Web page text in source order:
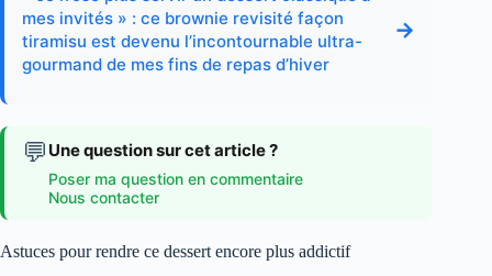
mes invités » : ce brownie revisité façon
tiramisu est devenu l’incontournable ultra-
gourmand de mes fins de repas d’hiver
→
💬 Une question sur cet article ?
Poser ma question en commentaire
Nous contacter
Astuces pour rendre ce dessert encore plus addictif